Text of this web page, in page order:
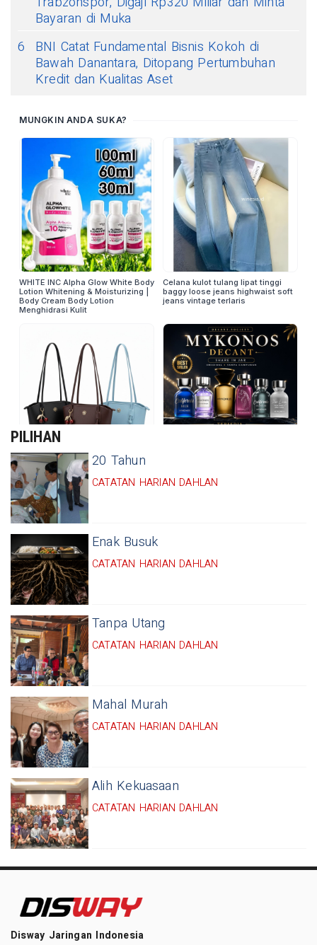
Bayaran di Muka
6
BNI Catat Fundamental Bisnis Kokoh di
Bawah Danantara, Ditopang Pertumbuhan
Kredit dan Kualitas Aset
PILIHAN
20 Tahun
CATATAN HARIAN DAHLAN
Enak Busuk
CATATAN HARIAN DAHLAN
Tanpa Utang
CATATAN HARIAN DAHLAN
Mahal Murah
CATATAN HARIAN DAHLAN
Alih Kekuasaan
CATATAN HARIAN DAHLAN
Disway Jaringan Indonesia